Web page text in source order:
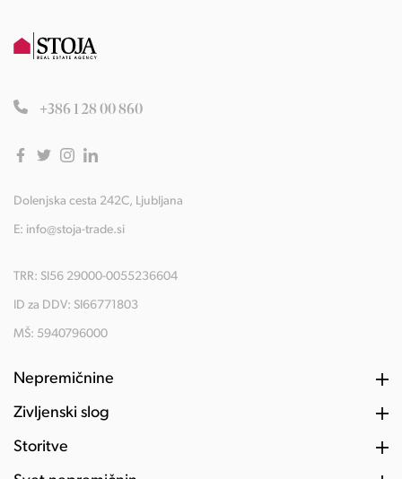
+386 1 28 00 860
Dolenjska cesta 242C, Ljubljana
E: info@stoja-trade.si
TRR: SI56 29000-0055236604
ID za DDV: SI66771803
MŠ: 5940796000
Nepremičnine
Življenski slog
Storitve